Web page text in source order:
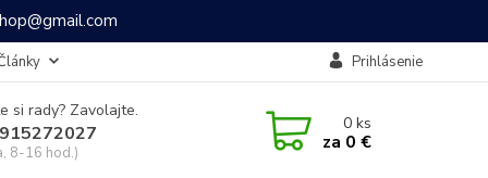
Prihlásenie
si rady? Zavolajte.
8-16 hod.)
0ks
za 0 €